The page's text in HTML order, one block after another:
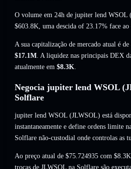
O volume em 24h de jupiter lend WSOL
$603.8K, uma descida of 23.17% face
A sua capitalização de mercado atual é
$17.1M. A liquidez nas principais DEX
atualmente em $8.3K.
Negocia jupiter lend WSOL
Solflare
jupiter lend WSOL (JLWSOL) está
instantaneamente e define ordens limite
Solflare não-custodial onde controlas as
Ao preço atual de $75.724935 com
trocas de JLWSOL na Solflare são